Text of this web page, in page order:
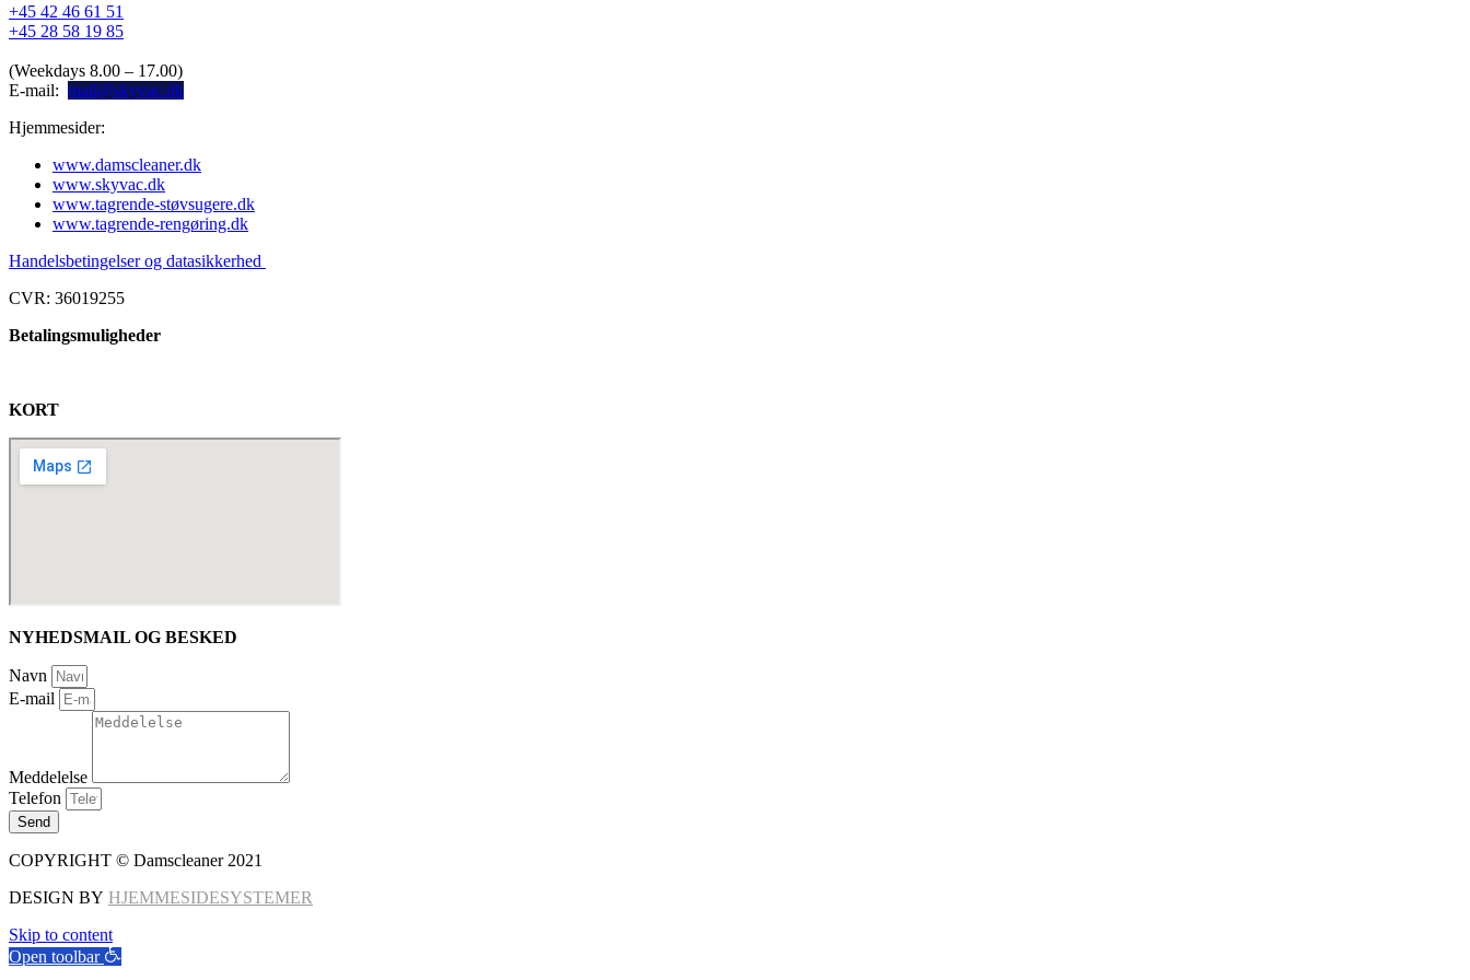
+45 42 46 61 51
+45 28 58 19 85
(Weekdays 8.00 – 17.00)
E-mail: mail@skyvac.dk
Hjemmesider:
www.damscleaner.dk
www.skyvac.dk
www.tagrende-støvsugere.dk
www.tagrende-rengøring.dk
Handelsbetingelser og datasikkerhed
CVR: 36019255
Betalingsmuligheder
KORT
NYHEDSMAIL OG BESKED
Navn
E-mail
Meddelelse
Telefon
Send
COPYRIGHT © Damscleaner 2021
DESIGN BY HJEMMESIDESYSTEMER
Skip to content
Open toolbar